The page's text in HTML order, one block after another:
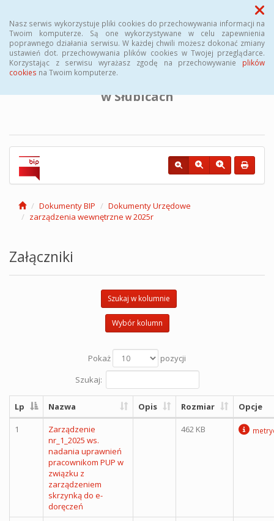
Nasz serwis wykorzystuje pliki cookies do przechowywania informacji na
Twoim komputerze. Są one wykorzystywane w celu zapewnienia
poprawnego działania serwisu. W każdej chwili możesz dokonać zmiany
ustawień dot. przechowywania plików cookies w Twojej przeglądarce.
Korzystając z serwisu wyrażasz zgodę na przechowywanie plików
cookies na Twoim komputerze.
Menu
BIULETYN INFORMACJI PUBLICZNEJ
Powiatowego Urzędu Pracy
w Słubicach
Dokumenty BIP
Dokumenty Urzędowe
zarządzenia wewnętrzne w 2025r
Załączniki
Szukaj w kolumnie
Wybór kolumn
Pokaż
pozycji
Szukaj:
Lp Nazwa Opis Rozmiar Opcje
1
Zarządzenie
nr_1_2025 ws.
nadania uprawnień
pracownikom PUP w
związku z
zarządzeniem
skrzynką do e-
doręczeń
462 KB